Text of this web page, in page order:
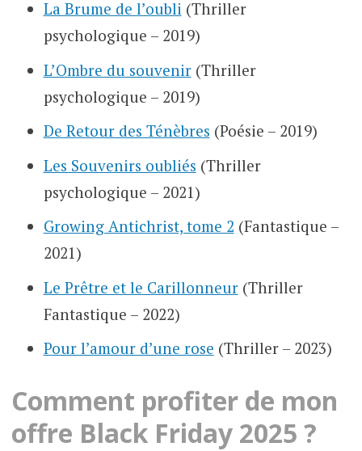
La Brume de l’oubli (Thriller
psychologique – 2019)
L’Ombre du souvenir(Thriller
psychologique – 2019)
De Retour des Ténèbres (Poésie – 2019)
Les Souvenirs oubliés (Thriller
psychologique – 2021)
Growing Antichrist, tome 2 (Fantastique –
2021)
Le Prêtre et le Carillonneur(Thriller
Fantastique – 2022)
Pour l’amour d’une rose (Thriller – 2023)
Comment profiter de mon
offre Black Friday 2025 ?